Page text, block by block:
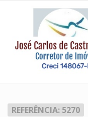
REFERÊNCIA: 5270